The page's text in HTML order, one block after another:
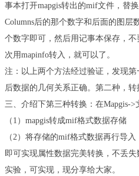
事本打开mapgis转出的mif文件，替换
Columns后的那个数字和后面的图层
个数字即可，然后用记事本保存，
次用mapinfo转入，就可以了。
注：以上两个方法经过验证，发现
后数据的几何关系正确。第二种，转
三、介绍下第三种转换：在Mapgis->
（ 1 ） mapgis转成mif格式数据存储
（ 2 ）将存储的mif格式数据再行导入
即可实现属性数据完美转换，不丢失
实验，可实现，现分享给大家。